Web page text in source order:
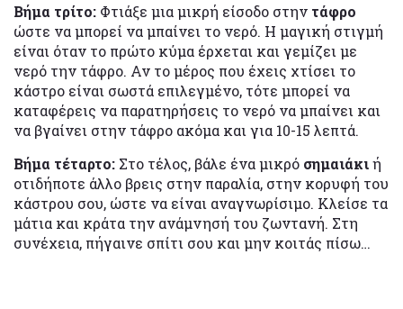
Βήμα τρίτο: Φτιάξε μια μικρή είσοδο στην τάφρο
ώστε να μπορεί να μπαίνει το νερό. Η μαγική στιγμή
είναι όταν το πρώτο κύμα έρχεται και γεμίζει με
νερό την τάφρο. Αν το μέρος που έχεις χτίσει το
κάστρο είναι σωστά επιλεγμένο, τότε μπορεί να
καταφέρεις να παρατηρήσεις το νερό να μπαίνει και
να βγαίνει στην τάφρο ακόμα και για 10-15 λεπτά.
Βήμα τέταρτο: Στο τέλος, βάλε ένα μικρό σημαιάκιή
οτιδήποτε άλλο βρεις στην παραλία, στην κορυφή του
κάστρου σου, ώστε να είναι αναγνωρίσιμο. Κλείσε τα
μάτια και κράτα την ανάμνησή του ζωντανή. Στη
συνέχεια, πήγαινε σπίτι σου και μην κοιτάς πίσω…